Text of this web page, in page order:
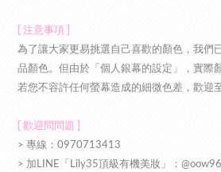
[ 注意事項 ]
為了讓大家更易挑選自己喜歡的顏色，我們
品顏色。但由於「個人銀幕的設定」，實際
若您不容許任何螢幕造成的細微色差，歡迎
[ 歡迎問問題 ]
> 專線：0970713413
> 加LINE「Lily35頂級有機美妝」：